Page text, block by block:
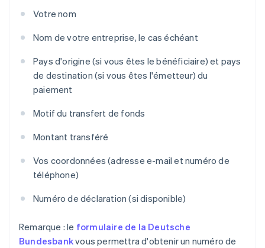
Votre nom
Nom de votre entreprise, le cas échéant
Pays d'origine (si vous êtes le bénéficiaire) et pays
de destination (si vous êtes l'émetteur) du
paiement
Motif du transfert de fonds
Montant transféré
Vos coordonnées (adresse e-mail et numéro de
téléphone)
Numéro de déclaration (si disponible)
Remarque : le formulaire de la Deutsche
Bundesbankvous permettra d'obtenir un numéro de